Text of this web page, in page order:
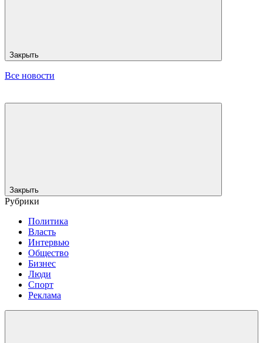
Закрыть
Все новости
Закрыть
Рубрики
Политика
Власть
Интервью
Общество
Бизнес
Люди
Спорт
Реклама